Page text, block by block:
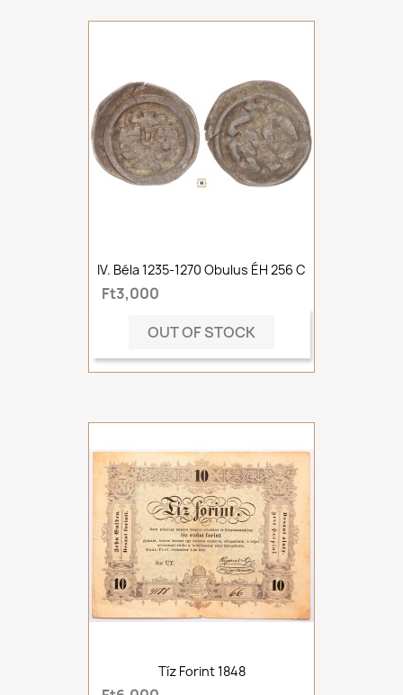
IV. Béla 1235-1270 Obulus ÉH 256 C
Ft3,000
OUT OF STOCK
Tíz Forint 1848